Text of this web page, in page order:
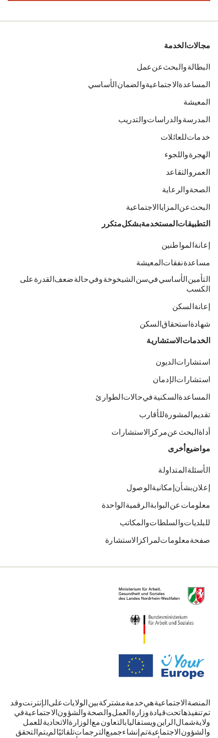
مجالات الخدمة
البطالة والبحث عن عمل
المساعدة الاجتماعية والضمان الأساسي
المعيشة
المدرسة والدراسات والتدريب
خدمات للعائلات
الهجرة واللجوء
العمر والتقاعد
الصحة والرعاية
البحث عن المزايا الاجتماعية
التطبيقات المستخدمة بشكل متكرر
إعانة المواطنين
مساعدة نفقات المعيشة
التأمين الأساسي في سن الشيخوخة وفي حالة ضعف القدرة على
الكسب
إعانة السكن
شهادة استحقاق السكن
الخدمات الاستشارية
استشارات الديون
استشارات الإدمان
المساعدة السكنية في حالات الطوارئ
تقديم المشورة للأقارب
أداة البحث عن مركز الاستشارات
مواضيع أخرى
الأسئلة المتداولة
إعلان بشأن إمكانية الوصول
معلومات عن البوابة الرقمية الواحدة
للبلديات والسلطات والمكاتب
صفحة معلومات لمراكز الاستشارة
المنصة الاجتماعية هي خدمة مشتركة بين الولايات على الإنترنت. وقد
تم تنفيذها تحت قيادة وزارة العمل والصحة والشؤون الاجتماعية في
ولاية شمال الراين-ويستفاليا بالتعاون مع الوزارة الاتحادية للعمل
والشؤون الاجتماعية. تم إنشاء جميع الترجمات تلقائيًا. لم يتم التحقق